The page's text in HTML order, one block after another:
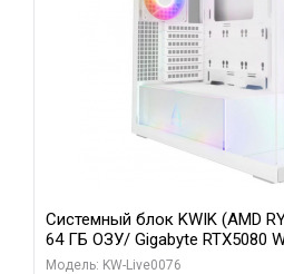
Системный блок KWIK (AMD
64 ГБ ОЗУ/ Gigabyte RTX5080
16GB GDDR7 256bit / 960 ГБ SSD)
Модель: KW-Live0076